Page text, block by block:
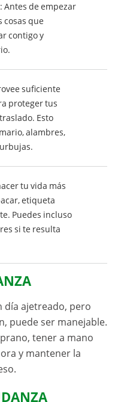
: Antes de empezar
cosas que
contigo y
suficiente
proteger tus
Esto
alambres,
tu vida más
etiqueta
Puedes incluso
si te resulta
día ajetreado, pero
puede ser manejable.
tener a mano
y mantener la